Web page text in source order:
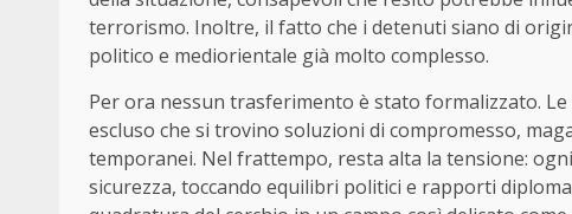
terrorismo. Inoltre, il fatto che i detenuti siano di
politico e mediorientale già molto complesso.
Per ora nessun trasferimento è stato formalizzato.
escluso che si trovino soluzioni di compromesso,
temporanei. Nel frattempo, resta alta la tensione:
sicurezza, toccando equilibri politici e rapporti